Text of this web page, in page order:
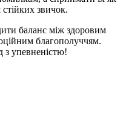
звичок.
баланс між здоровим
благополуччям.
з упевненістю!